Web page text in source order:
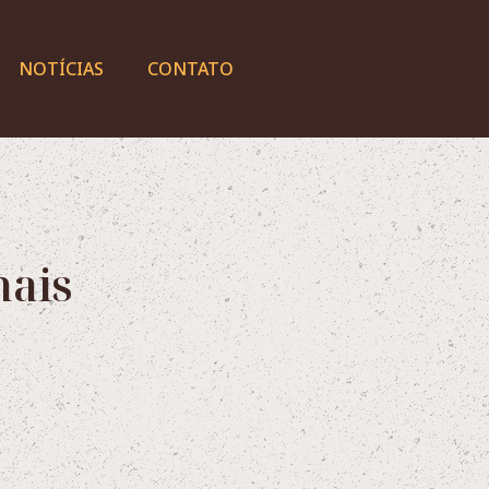
NOTÍCIAS CONTATO